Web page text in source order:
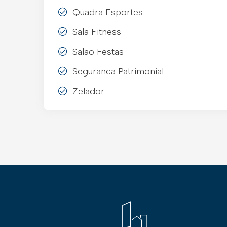
Quadra Esportes
Sala Fitness
Salao Festas
Seguranca Patrimonial
Zelador